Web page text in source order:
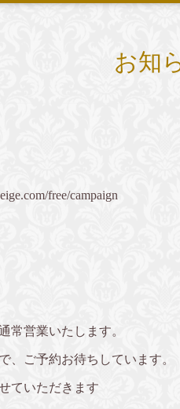
お知
free/campaign
常営業いたします。
、ご予約お待ちしています。
ていただきます